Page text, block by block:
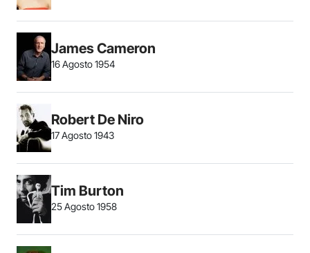
James Cameron
16 Agosto 1954
Robert De Niro
17 Agosto 1943
Tim Burton
25 Agosto 1958